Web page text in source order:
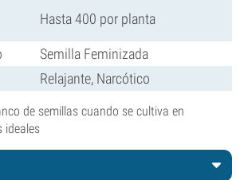
Hasta 400 por planta
Semilla Feminizada
Relajante, Narcótico
de semillas cuando se cultiva en
ideales